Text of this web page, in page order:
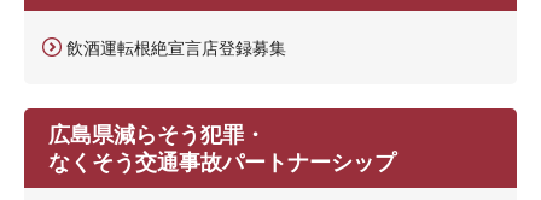
飲酒運転根絶宣言店登録募集
広島県減らそう犯罪・
なくそう交通事故パートナーシップ